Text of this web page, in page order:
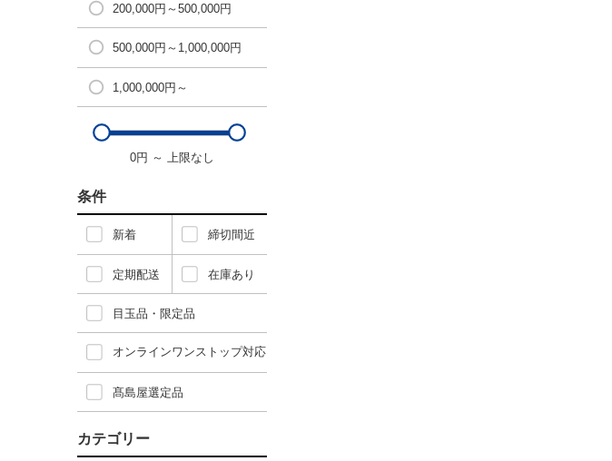
200,000円～500,000円
500,000円～1,000,000円
1,000,000円～
0円 ～ 上限なし
条件
新着 締切間近
定期配送 在庫あり
目玉品・限定品
オンラインワンストップ対応
髙島屋選定品
カテゴリー